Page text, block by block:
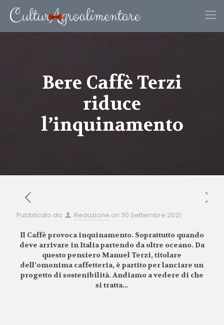
Bere Caffè Terzi
riduce
l’inquinamento
Pubblicato da Redazione on 30 Settembre 2021
Il Caffè provoca inquinamento. Soprattutto quando
deve arrivare in Italia partendo da oltre oceano. Da
questo pensiero Manuel Terzi, titolare
dell’omonima caffetteria, è partito per lanciare un
progetto di sostenibilità. Andiamo a vedere di che
si tratta…